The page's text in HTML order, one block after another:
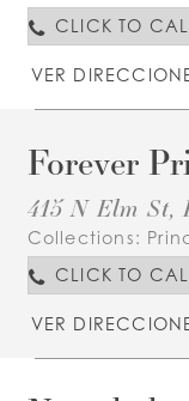
CLICK TO
VER
Forever
415 N Elm St,
Collections:
CLICK TO
VER